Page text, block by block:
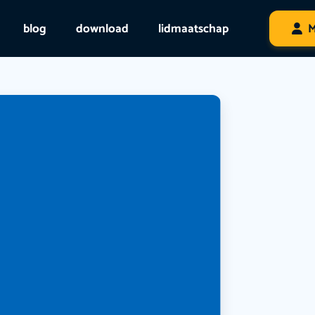
blog download lidmaatschap